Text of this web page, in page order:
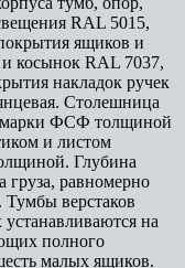
RAL 5015,
ящиков и
и косынок RAL 7037,
накладок ручек
Столешница
марки ФСФ толщиной
и листом
Глубина
равномерно
Тумбы верстаков
на
полного
малых ящиков.